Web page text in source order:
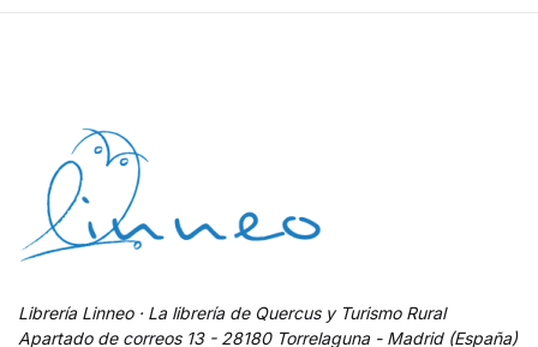
Librería Linneo · La librería de Quercus y Turismo Rural
Apartado de correos 13 - 28180 Torrelaguna - Madrid (España)